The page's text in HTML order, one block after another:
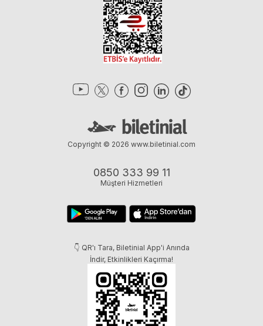
0850 333 99 11
Müşteri Hizmetleri
👇 QR'ı Tara, Biletinial App'i Anında
İndir, Etkinlikleri Kaçırma!
Copyright © 2026 www.biletinial.com